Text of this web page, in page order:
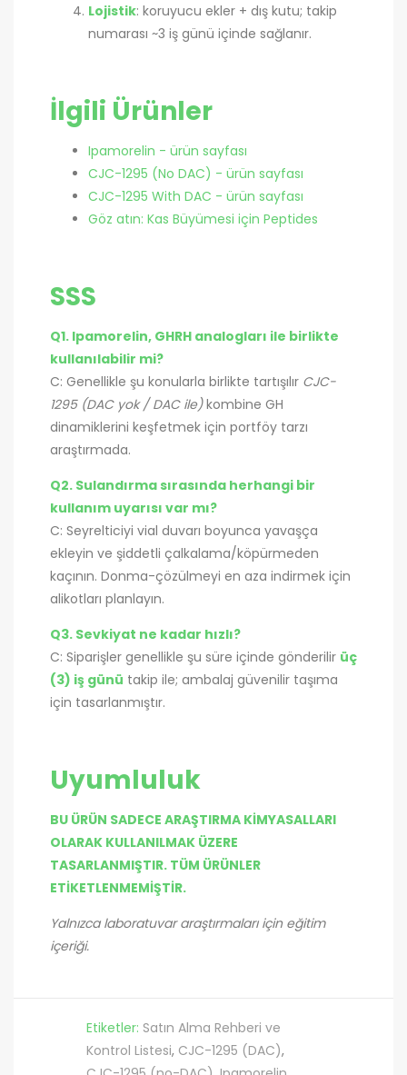
Lojistik: koruyucu ekler + dış kutu; takip
numarası ~3 iş günü içinde sağlanır.
İlgili Ürünler
Ipamorelin - ürün sayfası
CJC-1295 (No DAC) - ürün sayfası
CJC-1295 With DAC - ürün sayfası
Göz atın: Kas Büyümesi için Peptides
SSS
Q1. Ipamorelin, GHRH analogları ile birlikte
kullanılabilir mi?
C: Genellikle şu konularla birlikte tartışılır CJC-
1295 (DAC yok / DAC ile)kombine GH
dinamiklerini keşfetmek için portföy tarzı
araştırmada.
Q2. Sulandırma sırasında herhangi bir
kullanım uyarısı var mı?
C: Seyrelticiyi vial duvarı boyunca yavaşça
ekleyin ve şiddetli çalkalama/köpürmeden
kaçının. Donma-çözülmeyi en aza indirmek için
alikotları planlayın.
Q3. Sevkiyat ne kadar hızlı?
C: Siparişler genellikle şu süre içinde gönderilir üç
(3) iş günü takip ile; ambalaj güvenilir taşıma
için tasarlanmıştır.
Uyumluluk
BU ÜRÜN SADECE ARAŞTIRMA KİMYASALLARI
OLARAK KULLANILMAK ÜZERE
TASARLANMIŞTIR. TÜM ÜRÜNLER
ETİKETLENMEMİŞTİR.
Yalnızca laboratuvar araştırmaları için eğitim
içeriği.
Etiketler: Satın Alma Rehberi ve
Kontrol Listesi, CJC-1295 (DAC),